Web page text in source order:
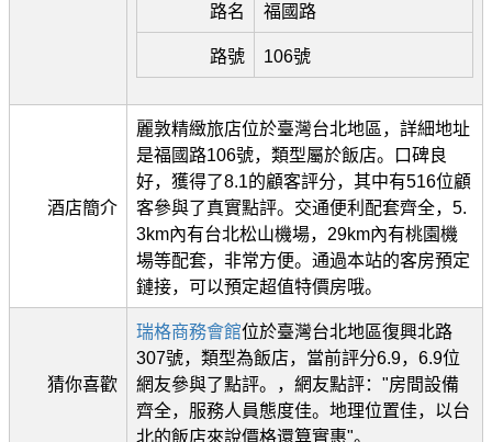
路名 福國路
路號 106號
酒店簡介
麗敦精緻旅店位於臺灣台北地區，詳細地址
是福國路106號，類型屬於飯店。口碑良
好，獲得了8.1的顧客評分，其中有516位顧
客參與了真實點評。交通便利配套齊全，5.
3km內有台北松山機場，29km內有桃園機
場等配套，非常方便。通過本站的客房預定
鏈接，可以預定超值特價房哦。
猜你喜歡
瑞格商務會館位於臺灣台北地區復興北路
307號，類型為飯店，當前評分6.9，6.9位
網友參與了點評。，網友點評："房間設備
齊全，服務人員態度佳。地理位置佳，以台
北的飯店來說價格還算實惠"。